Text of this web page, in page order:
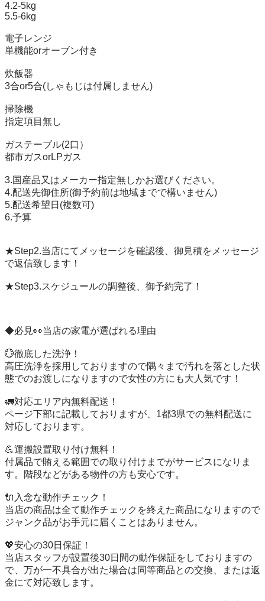
4.2-5kg
5.5-6kg
電子レンジ
単機能orオーブン付き
炊飯器
3合or5合(しゃもじは付属しません)
掃除機
指定項目無し
ガステーブル(2口）
都市ガスorLPガス
3.国産品又はメーカー指定無しかお選びください。
4.配送先御住所(御予約前は地域までで構いません)
5.配送希望日(複数可)
6.予算
★Step2.当店にてメッセージを確認後、御見積をメッセージ
で返信致します！
★Step3.スケジュールの調整後、御予約完了！
◆必見👀当店の家電が選ばれる理由
💮徹底した洗浄！
高圧洗浄を採用しておりますので隅々まで汚れを落とした状
態でのお渡しになりますので女性の方にも大人気です！
🚛対応エリア内無料配送！
ページ下部に記載しておりますが、1都3県での無料配送に
対応しております。
💪運搬設置取り付け無料！
付属品で賄える範囲での取り付けまでがサービスになりま
す。階段などがある物件の方も安心です。
🔌入念な動作チェック！
当店の商品は全て動作チェックを終えた商品になりますので
ジャンク品がお手元に届くことはありません。
💖安心の30日保証！
当店スタッフが設置後30日間の動作保証をしておりますの
で、万が一不具合が出た場合は同等商品との交換、または返
金にて対応致します。